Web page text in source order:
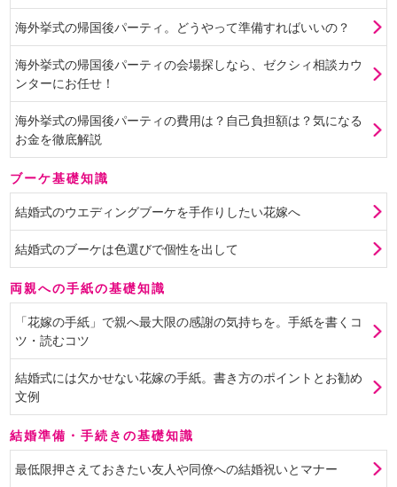
海外挙式の帰国後パーティ。どうやって準備すればいいの？
海外挙式の帰国後パーティの会場探しなら、ゼクシィ相談カウ
ンターにお任せ！
海外挙式の帰国後パーティの費用は？自己負担額は？気になる
お金を徹底解説
ブーケ基礎知識
結婚式のウエディングブーケを手作りしたい花嫁へ
結婚式のブーケは色選びで個性を出して
両親への手紙の基礎知識
「花嫁の手紙」で親へ最大限の感謝の気持ちを。手紙を書くコ
ツ・読むコツ
結婚式には欠かせない花嫁の手紙。書き方のポイントとお勧め
文例
結婚準備・手続きの基礎知識
最低限押さえておきたい友人や同僚への結婚祝いとマナー